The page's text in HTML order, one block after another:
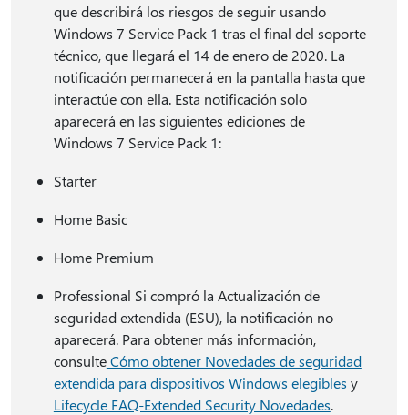
que describirá los riesgos de seguir usando
Windows 7 Service Pack 1 tras el final del soporte
técnico, que llegará el 14 de enero de 2020. La
notificación permanecerá en la pantalla hasta que
interactúe con ella. Esta notificación solo
aparecerá en las siguientes ediciones de
Windows 7 Service Pack 1:
Starter
Home Basic
Home Premium
Professional Si compró la Actualización de
seguridad extendida (ESU), la notificación no
aparecerá. Para obtener más información,
consulteCómo obtener Novedades de seguridad
extendida para dispositivos Windows elegibles y
Lifecycle FAQ-Extended Security Novedades.